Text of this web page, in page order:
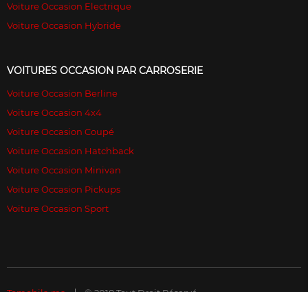
Voiture Occasion Electrique
Voiture Occasion Hybride
VOITURES OCCASION PAR CARROSERIE
Voiture Occasion Berline
Voiture Occasion 4x4
Voiture Occasion Coupé
Voiture Occasion Hatchback
Voiture Occasion Minivan
Voiture Occasion Pickups
Voiture Occasion Sport